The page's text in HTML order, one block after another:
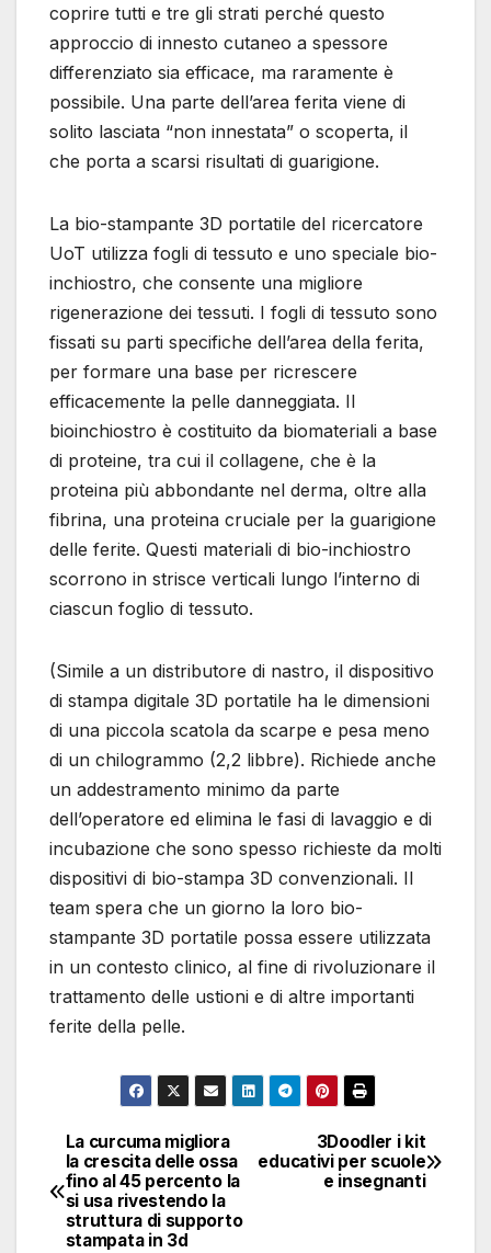
coprire tutti e tre gli strati perché questo
approccio di innesto cutaneo a spessore
differenziato sia efficace, ma raramente è
possibile. Una parte dell’area ferita viene di
solito lasciata “non innestata” o scoperta, il
che porta a scarsi risultati di guarigione.
La bio-stampante 3D portatile del ricercatore
UoT utilizza fogli di tessuto e uno speciale bio-
inchiostro, che consente una migliore
rigenerazione dei tessuti. I fogli di tessuto sono
fissati su parti specifiche dell’area della ferita,
per formare una base per ricrescere
efficacemente la pelle danneggiata. Il
bioinchiostro è costituito da biomateriali a base
di proteine, tra cui il collagene, che è la
proteina più abbondante nel derma, oltre alla
fibrina, una proteina cruciale per la guarigione
delle ferite. Questi materiali di bio-inchiostro
scorrono in strisce verticali lungo l’interno di
ciascun foglio di tessuto.
(Simile a un distributore di nastro, il dispositivo
di stampa digitale 3D portatile ha le dimensioni
di una piccola scatola da scarpe e pesa meno
di un chilogrammo (2,2 libbre). Richiede anche
un addestramento minimo da parte
dell’operatore ed elimina le fasi di lavaggio e di
incubazione che sono spesso richieste da molti
dispositivi di bio-stampa 3D convenzionali. Il
team spera che un giorno la loro bio-
stampante 3D portatile possa essere utilizzata
in un contesto clinico, al fine di rivoluzionare il
trattamento delle ustioni e di altre importanti
ferite della pelle.
Navigazione
articoli
3Doodler i kit
educativi per scuole
e insegnanti
La curcuma migliora
la crescita delle ossa
fino al 45 percento la
si usa rivestendo la
struttura di supporto
stampata in 3d